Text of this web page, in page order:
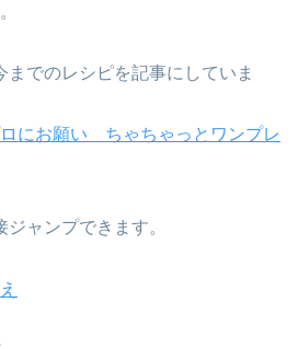
までのレシピを記事にしていま
にお願い ちゃちゃっとワンプレ
ャンプできます。